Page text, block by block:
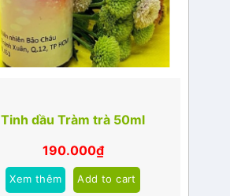
Tinh dầu Tràm trà 50ml
190.000₫
Xem thêm Add to cart